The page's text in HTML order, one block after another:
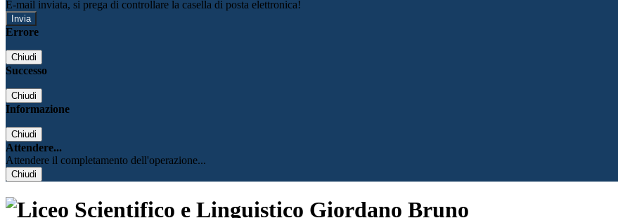
E-mail inviata, si prega di controllare la casella di posta elettronica!
Errore
Chiudi
Successo
Chiudi
Informazione
Chiudi
Attendere...
Attendere il completamento dell'operazione...
Chiudi